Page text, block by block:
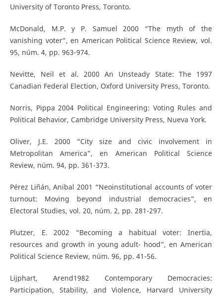
University of Toronto Press, Toronto.
McDonald, M.P. y P. Samuel 2000 “The myth of the
vanishing voter”, en American Political Science Review, vol.
95, núm. 4, pp. 963-974.
Nevitte, Neil et al. 2000 An Unsteady State: The 1997
Canadian Federal Election, Oxford University Press, Toronto.
Norris, Pippa 2004 Political Engineering: Voting Rules and
Political Behavior, Cambridge University Press, Nueva York.
Oliver, J.E. 2000 “City size and civic involvement in
Metropolitan America”, en American Political Science
Review, núm. 94, pp. 361-373.
Pérez Liñán, Anibal 2001 “Neoinstitutional accounts of voter
turnout: Moving beyond industrial democracies”, en
Electoral Studies, vol. 20, núm. 2, pp. 281-297.
Plutzer, E. 2002 “Becoming a habitual voter: Inertia,
resources and growth in young adult- hood”, en American
Political Science Review, núm. 96, pp. 41-56.
Lijphart, Arend1982 Contemporary Democracies:
Participation, Stability, and Violence, Harvard University